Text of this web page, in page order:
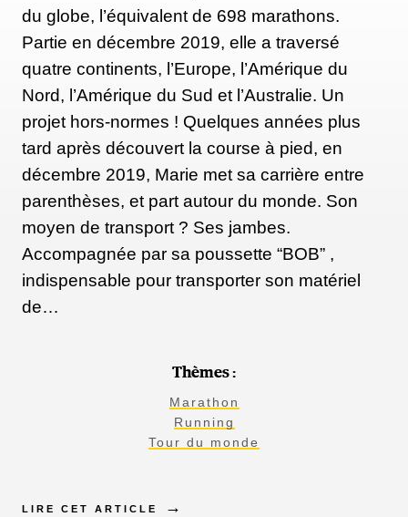
du globe, l’équivalent de 698 marathons.
Partie en décembre 2019, elle a traversé
quatre continents, l’Europe, l’Amérique du
Nord, l’Amérique du Sud et l’Australie. Un
projet hors-normes ! Quelques années plus
tard après découvert la course à pied, en
décembre 2019, Marie met sa carrière entre
parenthèses, et part autour du monde. Son
moyen de transport ? Ses jambes.
Accompagnée par sa poussette “BOB” ,
indispensable pour transporter son matériel
de…
Thèmes :
Marathon
Running
Tour du monde
LIRE CET ARTICLE